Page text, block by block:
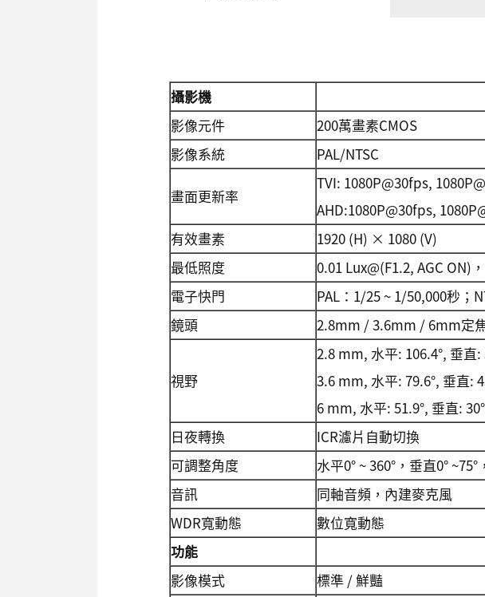
攝影機
影像元件
200萬畫素CMOS
影像系統
PAL/NTSC
畫面更新率
TVI: 1080P@30fps,
AHD:1080P@30fps,
有效畫素
1920 (H) × 1080 (V)
最低照度
0.01 Lux@(F1.2, AGC ON)
電子快門
PAL：1/25 ~ 1/50,000秒；
鏡頭
2.8mm / 3.6mm / 6mm定
視野
2.8 mm, 水平: 106.4°, 垂直:
3.6 mm, 水平: 79.6°, 垂直:
6 mm, 水平: 51.9°, 垂直:
日夜轉換
ICR濾片自動切換
可調整角度
水平0° ~ 360°，垂直0° ~75°
音訊
同軸音頻，內建麥克風
WDR寬動態
數位寬動態
功能
影像模式
標準 / 鮮豔